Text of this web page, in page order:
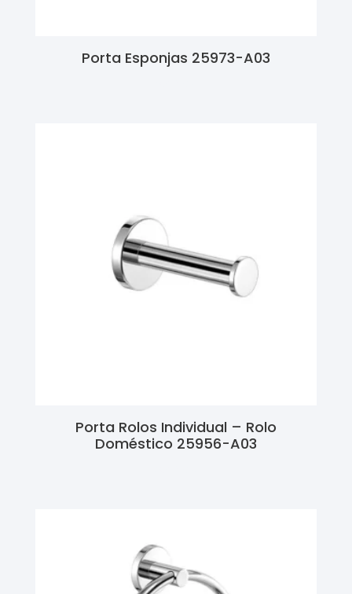
Porta Esponjas 25973-A03
Porta Rolos Individual – Rolo
Doméstico 25956-A03